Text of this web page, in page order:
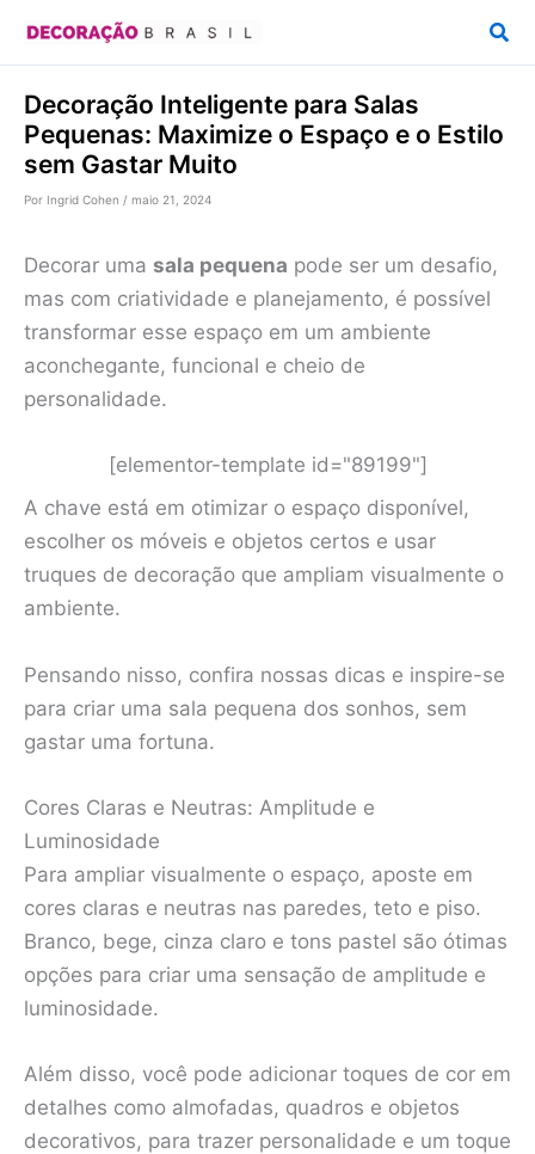
conteúdo
Decoração Inteligente para Salas
Pequenas: Maximize o Espaço e o Estilo
sem Gastar Muito
Por Ingrid Cohen / maio 21, 2024
Decorar uma sala pequena pode ser um desafio,
mas com criatividade e planejamento, é possível
transformar esse espaço em um ambiente
aconchegante, funcional e cheio de
personalidade.
[elementor-template id="89199"]
A chave está em otimizar o espaço disponível,
escolher os móveis e objetos certos e usar
truques de decoração que ampliam visualmente o
ambiente.
Pensando nisso, confira nossas dicas e inspire-se
para criar uma sala pequena dos sonhos, sem
gastar uma fortuna.
Cores Claras e Neutras: Amplitude e
Luminosidade
Para ampliar visualmente o espaço, aposte em
cores claras e neutras nas paredes, teto e piso.
Branco, bege, cinza claro e tons pastel são ótimas
opções para criar uma sensação de amplitude e
luminosidade.
Além disso, você pode adicionar toques de cor em
detalhes como almofadas, quadros e objetos
decorativos, para trazer personalidade e um toque